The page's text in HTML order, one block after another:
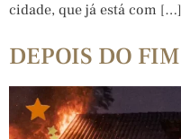
cidade, que já está com […]
DEPOIS DO FIM